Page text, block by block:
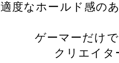
適度なホールド感の
ゲーマーだけ
クリエイタ